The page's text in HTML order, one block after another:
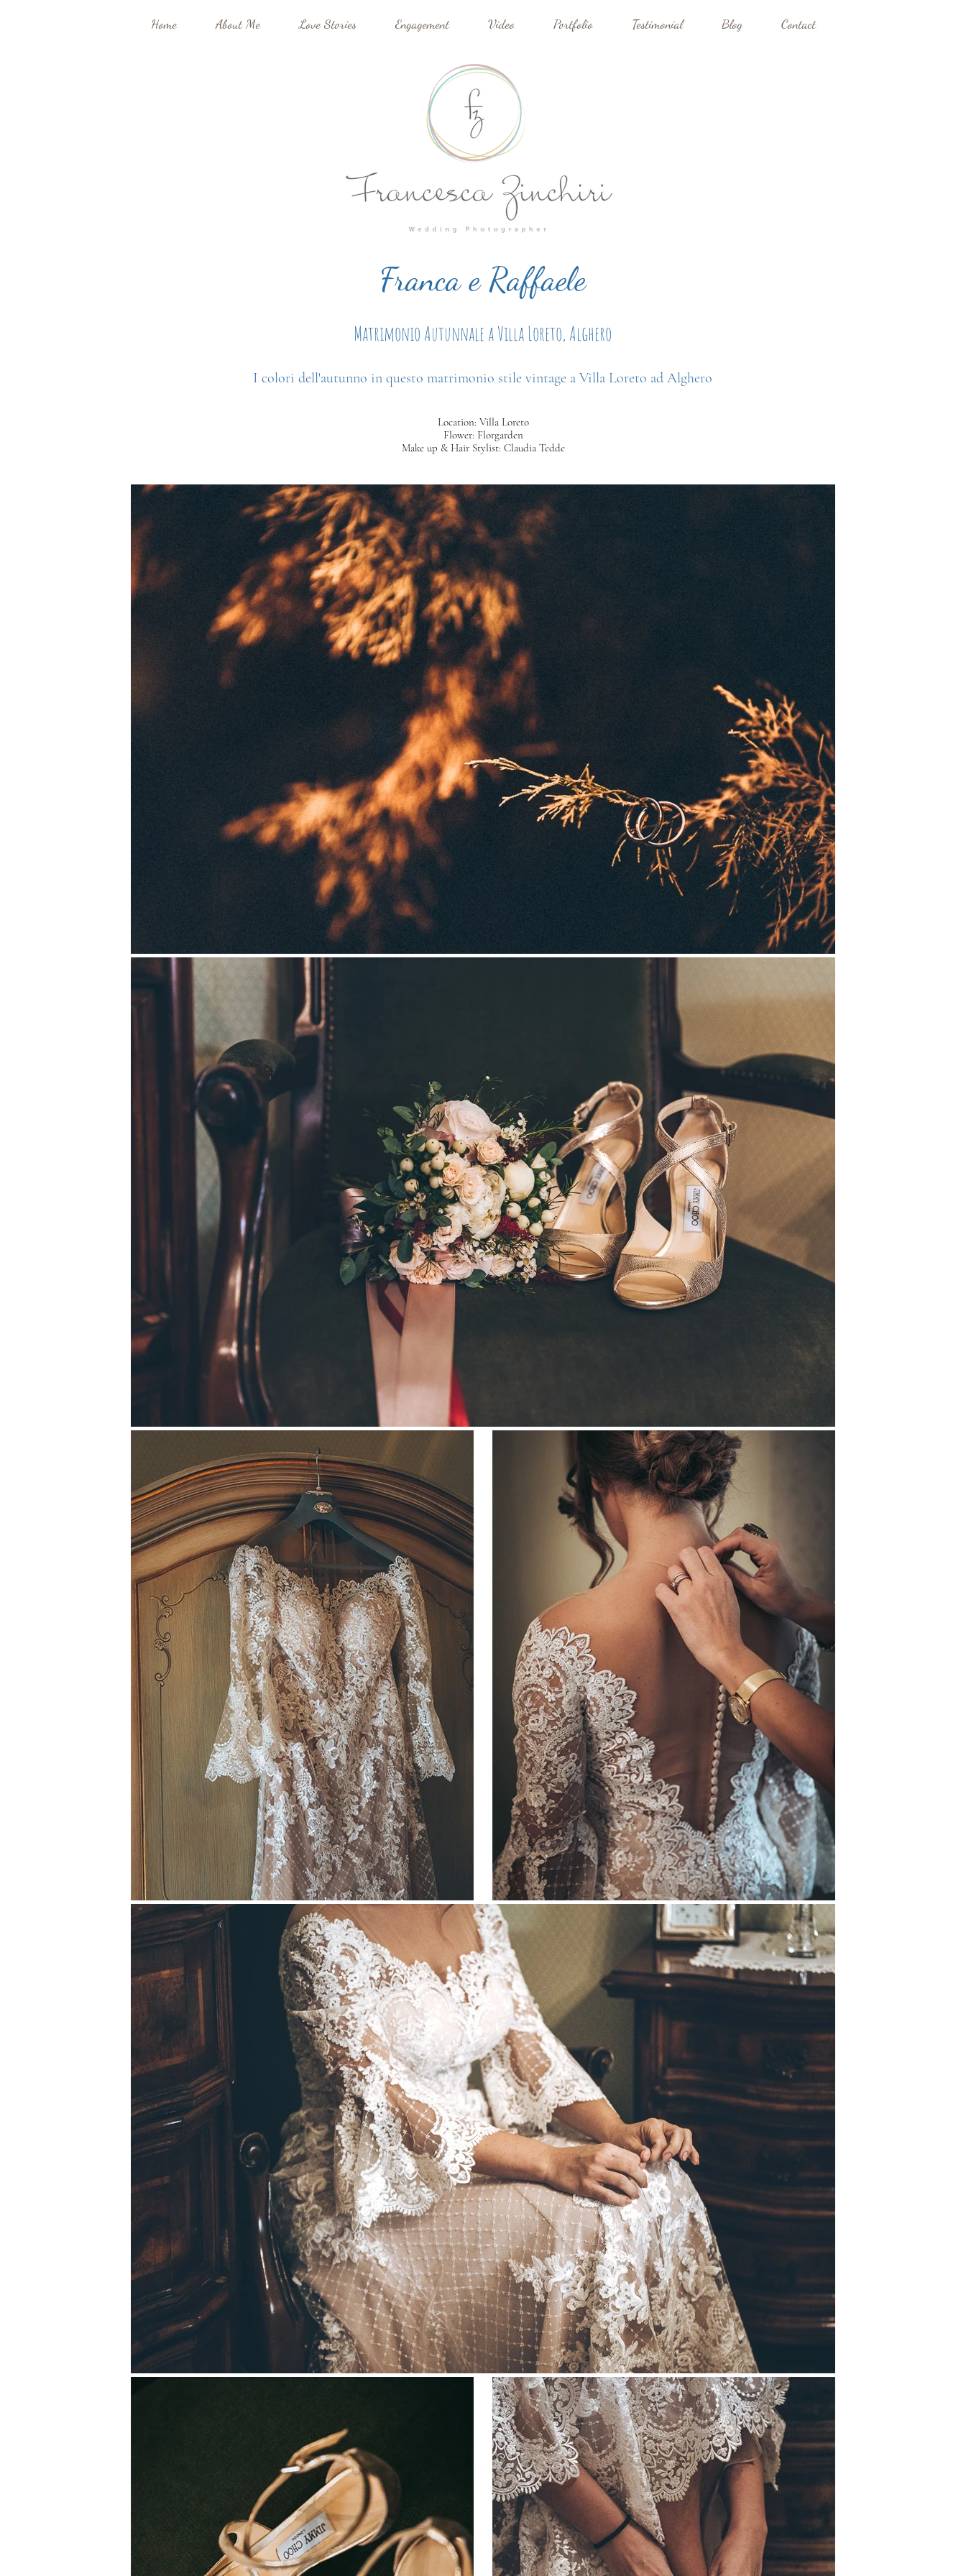
Home About Me Love Stories Engagement Video Portfolio Testimonial Blog Contact
Franca e Raffaele
Matrimonio Autunnale a Villa Loreto, Alghero
I colori dell'autunno in questo matrimonio stile vintage a Villa Loreto ad Alghero
Location: Villa Loreto
Flower: Florgarden
Make up & Hair Stylist: Claudia Tedde